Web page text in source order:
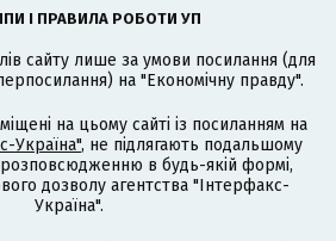
І ПРАВИЛА РОБОТИ УП
сайту лише за умови посилання (для
на "Економічну правду".
на цьому сайті із посиланням на
Україна", не підлягають подальшому
в будь-якій формі,
дозволу агентства "Інтерфакс-
Україна".